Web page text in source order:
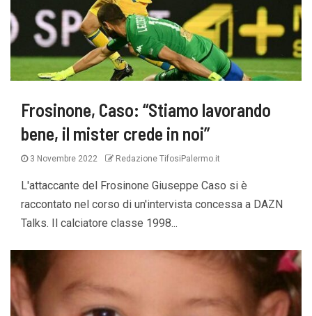
Frosinone, Caso: “Stiamo lavorando
bene, il mister crede in noi”
3 Novembre 2022 Redazione TifosiPalermo.it
L'attaccante del Frosinone Giuseppe Caso si è
raccontato nel corso di un'intervista concessa a DAZN
Talks. Il calciatore classe 1998...